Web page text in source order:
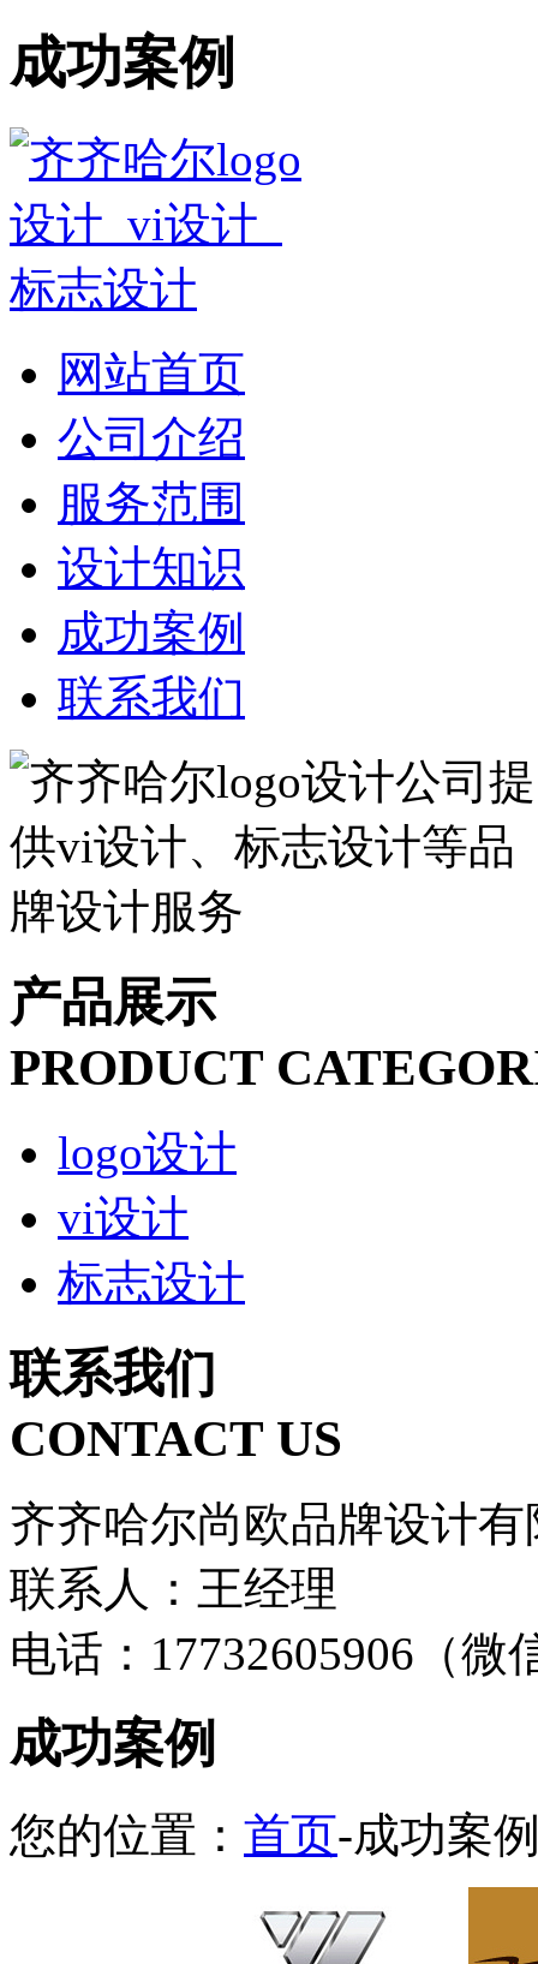
成功案例
网站首页
公司介绍
服务范围
设计知识
成功案例
联系我们
产品展示
PRODUCT
logo设计
vi设计
标志设计
联系我们
CONTACT US
齐齐哈尔尚欧品牌设计有
联系人：王经理
电话：17732605906（微
成功案例
您的位置： 首页-成功案